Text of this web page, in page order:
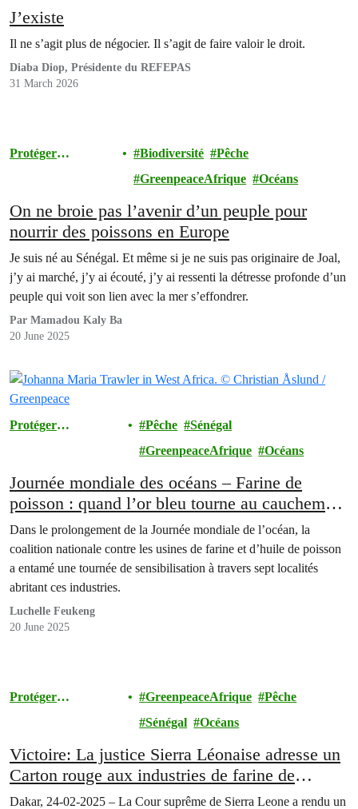
J’existe
Il ne s’agit plus de négocier. Il s’agit de faire valoir le droit.
Diaba Diop, Présidente du REFEPAS
31 March 2026
Protéger
Biodiversité
Pêche
GreenpeaceAfrique
Océans
On ne broie pas l’avenir d’un peuple pour
nourrir des poissons en Europe
Je suis né au Sénégal. Et même si je ne suis pas originaire de Joal,
j’y ai marché, j’y ai écouté, j’y ai ressenti la détresse profonde d’un
peuple qui voit son lien avec la mer s’effondrer.
Par Mamadou Kaly Ba
20 June 2025
Protéger
Pêche
Sénégal
GreenpeaceAfrique
Océans
Journée mondiale des océans – Farine de
poisson : quand l’or bleu tourne au cauchemar
pour les communautés côtières du Sénégal
Dans le prolongement de la Journée mondiale de l’océan, la
coalition nationale contre les usines de farine et d’huile de poisson
a entamé une tournée de sensibilisation à travers sept localités
abritant ces industries.
Luchelle Feukeng
20 June 2025
Protéger
GreenpeaceAfrique
Pêche
Sénégal
Océans
Victoire: La justice Sierra Léonaise adresse un
Carton rouge aux industries de farine de
poisson
Dakar, 24-02-2025 – La Cour suprême de Sierra Leone a rendu un